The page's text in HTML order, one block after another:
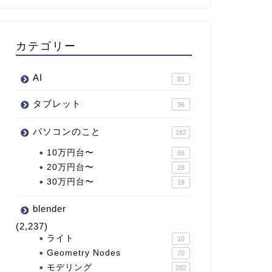
カテゴリー
AI 81
タブレット 36
パソコンのこと 182
10万円台〜 65
20万円台〜 28
30万円台〜 19
blender
(2,237)
ライト 10
Geometry Nodes 70
モデリング 282